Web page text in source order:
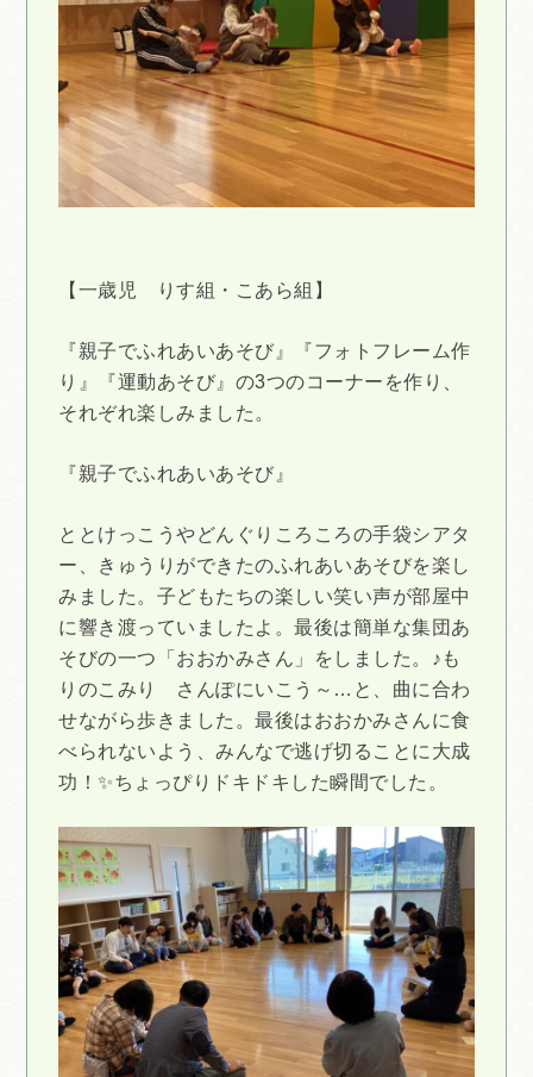
【一歳児 りす組・こあら組】
『親子でふれあいあそび』『フォトフレーム作
り』『運動あそび』の3つのコーナーを作り、
それぞれ楽しみました。
『親子でふれあいあそび』
ととけっこうやどんぐりころころの手袋シアタ
ー、きゅうりができたのふれあいあそびを楽し
みました。子どもたちの楽しい笑い声が部屋中
に響き渡っていましたよ。最後は簡単な集団あ
そびの一つ「おおかみさん」をしました。♪も
りのこみり さんぽにいこう～…と、曲に合わ
せながら歩きました。最後はおおかみさんに食
べられないよう、みんなで逃げ切ることに大成
功！✨ちょっぴりドキドキした瞬間でした。